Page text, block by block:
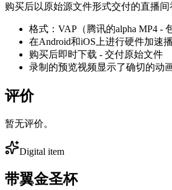
购买后以原始源文件形式交付的直播间
格式：VAP（腾讯的alpha MP4 -
在Android和iOS上进行硬件加速
购买后即时下载 - 交付原始文件
录制的预览视频显示了确切的动
评价
暂无评价。
Digital item
带翼金圣杯